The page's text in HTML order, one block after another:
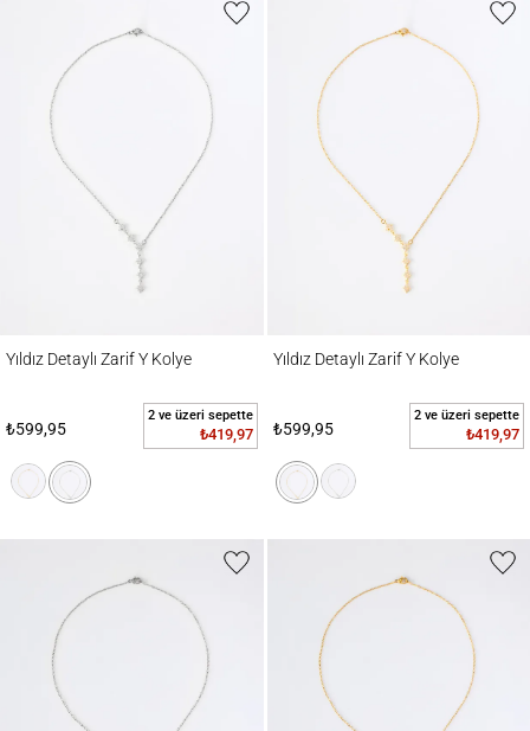
Yıldız Detaylı Zarif Y Kolye
₺599,95
2 ve üzeri sepette
₺419,97
Yıldız Detaylı Zarif Y Kolye
₺599,95
2 ve üzeri sepette
₺419,97